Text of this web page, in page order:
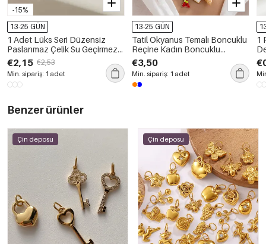
-15%
13-25 GÜN
1 Adet Lüks Seri Düzensiz
Paslanmaz Çelik Su Geçirmez
Altın Renk Rhinestone Kadın
Tek Yüzük
€2,15 €2,53
Min. sipariş: 1 adet
13-25 GÜN
Tatil Okyanus Temalı Boncuklu
Reçine Kadın Boncuklu
Kolyeler
€3,50
Min. sipariş: 1 adet
1
Benzer ürünler
Çin deposu Çin deposu